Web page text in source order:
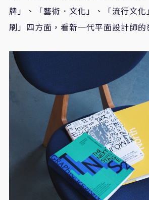
牌」、「藝術．文化」、「流行文
刷」四方面，看新一代平面設計師的